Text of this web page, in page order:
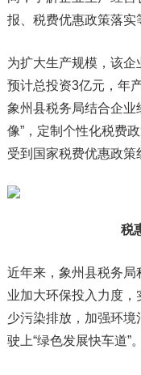
报、税费优惠政策落实
为扩大生产规模，该企
预计总投资3亿元，年
象州县税务局结合企业
像”，定制个性化税费
受到国家税费优惠政策
税
近年来，象州县税务
业加大环保投入力度
少污染排放，加强环
驶上“绿色发展快车道”。